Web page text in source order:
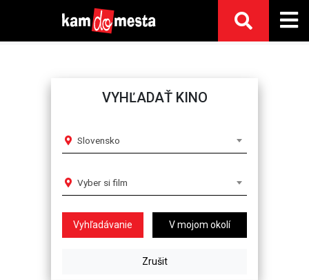
VYHĽADAŤ KINO
Slovensko
Vyber si film
V mojom okolí